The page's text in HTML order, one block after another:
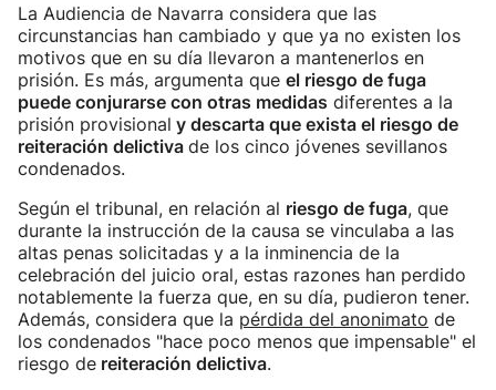
La Audiencia de Navarra considera que las
circunstancias han cambiado y que ya no existen los
motivos que en su día llevaron a mantenerlos en
prisión. Es más, argumenta que el riesgo de fuga
puede conjurarse con otras medidas diferentes a la
prisión provisional y descarta que exista el riesgo de
reiteración delictiva de los cinco jóvenes sevillanos
condenados.
Según el tribunal, en relación al riesgo de fuga, que
durante la instrucción de la causa se vinculaba a las
altas penas solicitadas y a la inminencia de la
celebración del juicio oral, estas razones han perdido
notablemente la fuerza que, en su día, pudieron tener.
Además, considera que la pérdida del anonimato de
los condenados "hace poco menos que impensable" el
riesgo de reiteración delictiva.